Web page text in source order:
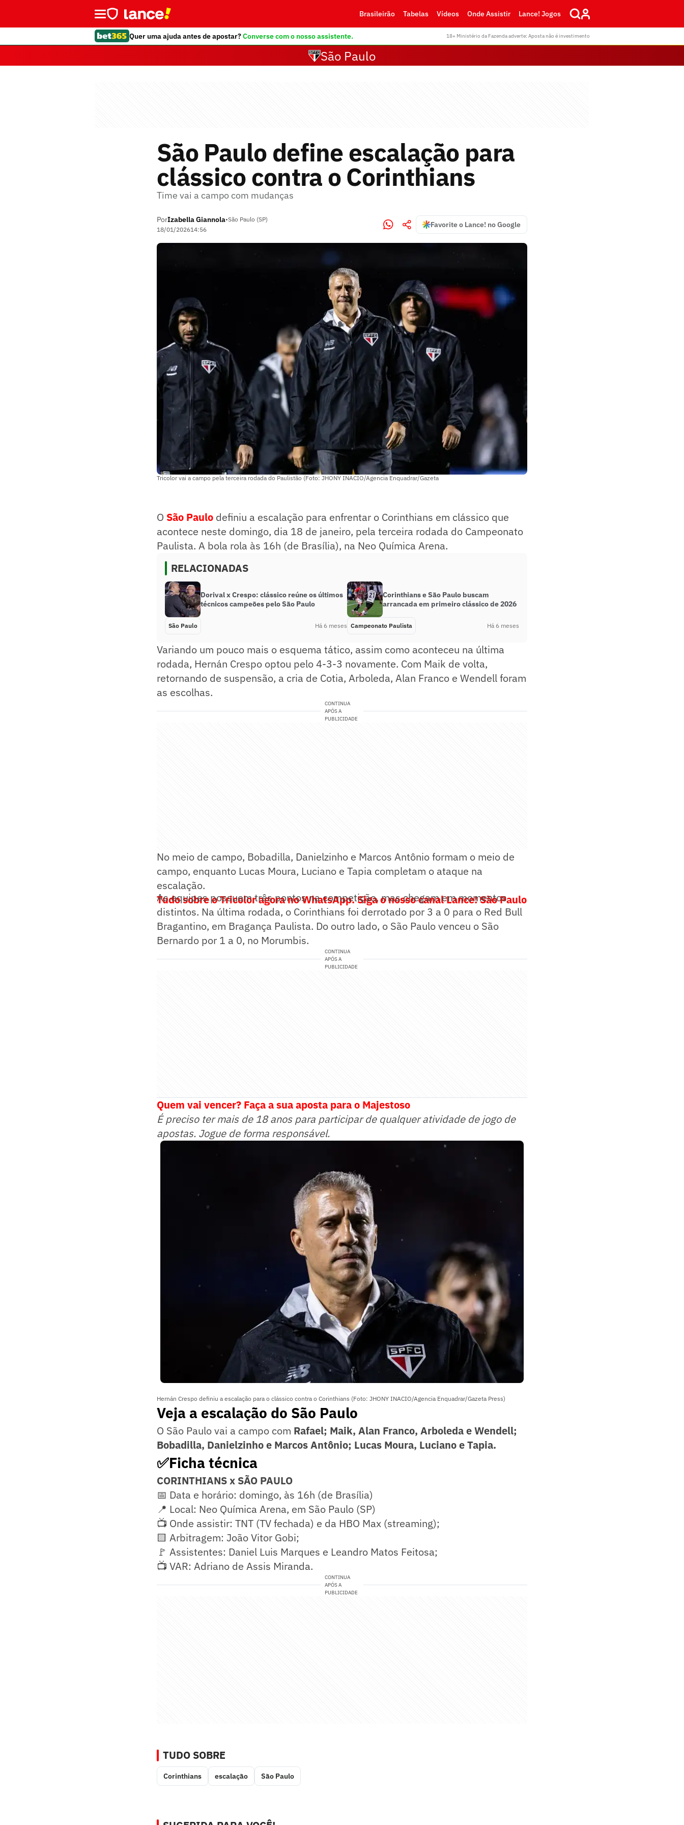
Brasileirão Tabelas Vídeos Onde Assistir Lance! Jogos
Quer uma ajuda antes de apostar?Converse com o nosso assistente. 18+ Ministério da Fazenda adverte: Aposta não é investimento
São Paulo
São Paulo define escalação para
clássico contra o Corinthians
Time vai a campo com mudanças
PorIzabella Giannola•São Paulo (SP)
18/01/202614:56
Favorite o Lance! no Google
Tricolor vai a campo pela terceira rodada do Paulistão (Foto: JHONY INACIO/Agencia Enquadrar/Gazeta
O São Paulo definiu a escalação para enfrentar o Corinthians em clássico que
acontece neste domingo, dia 18 de janeiro, pela terceira rodada do Campeonato
Paulista. A bola rola às 16h (de Brasília), na Neo Química Arena.
RELACIONADAS
Dorival x Crespo: clássico reúne os últimos
técnicos campeões pelo São Paulo
São Paulo Há 6 meses
Corinthians e São Paulo buscam
arrancada em primeiro clássico de 2026
Campeonato Paulista Há 6 meses
Variando um pouco mais o esquema tático, assim como aconteceu na última
rodada, Hernán Crespo optou pelo 4-3-3 novamente. Com Maik de volta,
retornando de suspensão, a cria de Cotia, Arboleda, Alan Franco e Wendell foram
as escolhas.
CONTINUA
APÓS A
PUBLICIDADE
No meio de campo, Bobadilla, Danielzinho e Marcos Antônio formam o meio de
campo, enquanto Lucas Moura, Luciano e Tapia completam o ataque na
escalação.
Tudo sobre o Tricolor agora no WhatsApp. Siga o nosso canal Lance! São Paulo
As equipes possuem três pontos na competição, mas chegam em momentos
distintos. Na última rodada, o Corinthians foi derrotado por 3 a 0 para o Red Bull
Bragantino, em Bragança Paulista. Do outro lado, o São Paulo venceu o São
Bernardo por 1 a 0, no Morumbis.
CONTINUA
APÓS A
PUBLICIDADE
Quem vai vencer? Faça a sua aposta para o Majestoso
É preciso ter mais de 18 anos para participar de qualquer atividade de jogo de
apostas. Jogue de forma responsável.
Hernán Crespo definiu a escalação para o clássico contra o Corinthians (Foto: JHONY INACIO/Agencia Enquadrar/Gazeta Press)
Veja a escalação do São Paulo
O São Paulo vai a campo com Rafael; Maik, Alan Franco, Arboleda e Wendell;
Bobadilla, Danielzinho e Marcos Antônio; Lucas Moura, Luciano e Tapia.
✅Ficha técnica
CORINTHIANS x SÃO PAULO
📅 Data e horário: domingo, às 16h (de Brasília)
📍 Local: Neo Química Arena, em São Paulo (SP)
📺 Onde assistir: TNT (TV fechada) e da HBO Max (streaming);
🟨 Arbitragem: João Vitor Gobi;
🚩 Assistentes: Daniel Luis Marques e Leandro Matos Feitosa;
📺 VAR: Adriano de Assis Miranda.
CONTINUA
APÓS A
PUBLICIDADE
TUDO SOBRE
Corinthians escalação São Paulo